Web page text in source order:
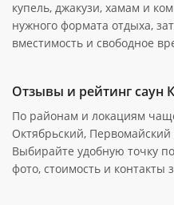
купель, джакузи, хамам и
нужного формата отдыха,
вместимость и свободное
Отзывы и рейтинг саун
По районам и локациям
Октябрьский,
Выбирайте удобную точку
фото, стоимость и контакты